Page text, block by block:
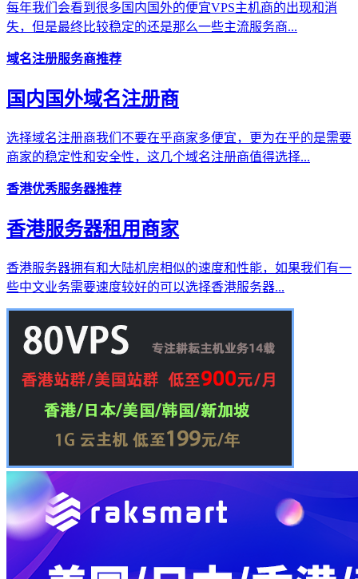
每年我们会看到很多国内国外的便宜VPS主机商的出现和消
失，但是最终比较稳定的还是那么一些主流服务商...
域名注册服务商推荐
国内国外域名注册商
选择域名注册商我们不要在乎商家多便宜，更为在乎的是需要
商家的稳定性和安全性，这几个域名注册商值得选择...
香港优秀服务器推荐
香港服务器租用商家
香港服务器拥有和大陆机房相似的速度和性能，如果我们有一
些中文业务需要速度较好的可以选择香港服务器...